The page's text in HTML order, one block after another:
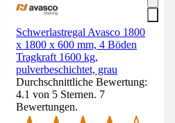
Schwerlastregal Avasco 1800
x 1800 x 600 mm, 4 Böden
Tragkraft 1600 kg,
pulverbeschichtet, grau
Durchschnittliche Bewertung:
4.1 von 5 Sternen. 7
Bewertungen.